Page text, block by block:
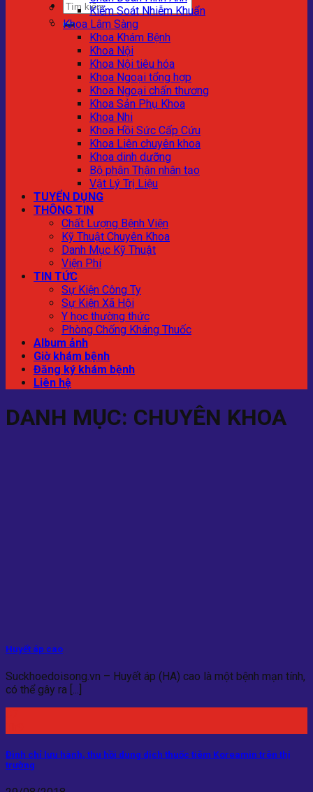
Kiểm Soát Nhiễm Khuẩn
Khoa Lâm Sàng
Khoa Khám Bệnh
Khoa Nội
Khoa Nội tiêu hóa
Khoa Ngoại tổng hợp
Khoa Ngoại chấn thương
Khoa Sản Phụ Khoa
Khoa Nhi
Khoa Hồi Sức Cấp Cứu
Khoa Liên chuyên khoa
Khoa dinh dưỡng
Bộ phận Thận nhân tạo
Vật Lý Trị Liệu
TUYỂN DỤNG
THÔNG TIN
Chất Lượng Bệnh Viện
Kỹ Thuật Chuyên Khoa
Danh Mục Kỹ Thuật
Viện Phí
TIN TỨC
Sự Kiện Công Ty
Sự Kiện Xã Hội
Y học thường thức
Phòng Chống Kháng Thuốc
Album ảnh
Giờ khám bệnh
Đăng ký khám bệnh
Liên hệ
DANH MỤC: CHUYÊN KHOA
Huyết áp cao
Suckhoedoisong.vn – Huyết áp (HA) cao là một bệnh mạn tính,
có thể gây ra [...]
Đình chỉ lưu hành, thu hồi dung dịch thuốc tiêm Koreamin trên thị
trường